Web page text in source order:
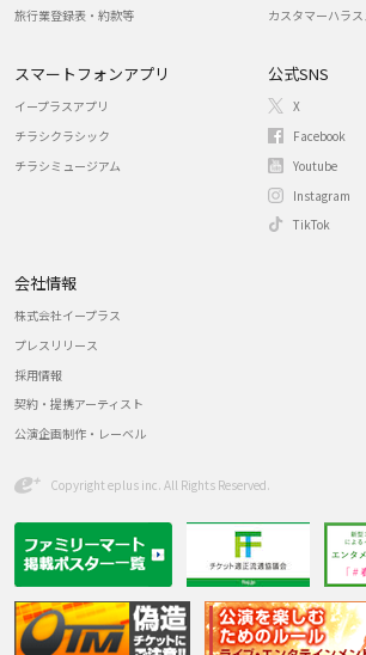
旅行業登録表・約款等
カスタマーハラ
スマートフォンアプリ
イープラスアプリ
チラシクラシック
チラシミュージアム
公式SNS
X
Facebook
Youtube
Instagram
TikTok
会社情報
株式会社イープラス
プレスリリース
採用情報
契約・提携アーティスト
公演企画制作・レーベル
Copyright eplus inc. All Rights Reserved.